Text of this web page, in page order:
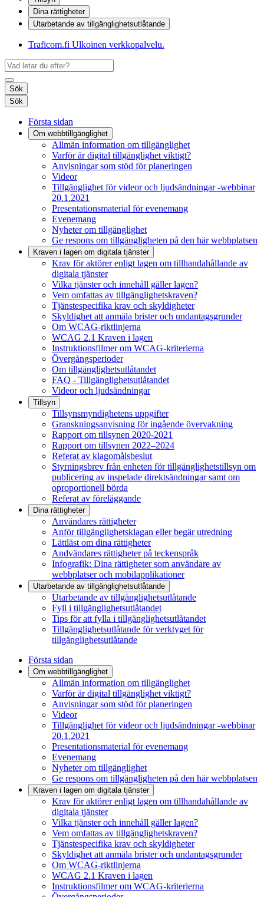
Dina rättigheter
Utarbetande av tillgänglighets­utlåtande
Traficom.fi Ulkoinen verkkopalvelu.
Sök
Sök
Första sidan
Om webbtillgänglighet
Allmän information om tillgänglighet
Varför är digital tillgänglighet viktigt?
Anvisningar som stöd för planeringen
Videor
Tillgänglighet för videor och ljudsändningar -webbinar
20.1.2021
Presentationsmaterial för evenemang
Evenemang
Nyheter om tillgänglighet
Ge respons om tillgängligheten på den här webbplatsen
Kraven i lagen om digitala tjänster
Krav för aktörer enligt lagen om tillhandahållande av
digitala tjänster
Vilka tjänster och innehåll gäller lagen?
Vem omfattas av tillgänglighetskraven?
Tjänstespecifika krav och skyldigheter
Skyldighet att anmäla brister och undantagsgrunder
Om WCAG-riktlinjerna
WCAG 2.1 Kraven i lagen
Instruktionsfilmer om WCAG-kriterierna
Övergångsperioder
Om tillgänglighetsutlåtandet
FAQ - Tillgänglighetsutlåtandet
Videor och ljudsändningar
Tillsyn
Tillsynsmyndighetens uppgifter
Granskningsanvisning för ingående övervakning
Rapport om tillsynen 2020-2021
Rapport om tillsynen 2022–2024
Referat av klagomålsbeslut
Styrningsbrev från enheten för tillgänglighetstillsyn om
publicering av inspelade direktsändningar samt om
oproportionell börda
Referat av föreläggande
Dina rättigheter
Användares rättigheter
Anför tillgänglighetsklagan eller begär utredning
Lättläst om dina rättigheter
Andvändares rättigheter på teckenspråk
Infografik: Dina rättigheter som användare av
webbplatser och mobilapplikationer
Utarbetande av tillgänglighets­utlåtande
Utarbetande av tillgänglighetsutlåtande
Fyll i tillgänglighetsutlåtandet
Tips för att fylla i tillgänglighetsutlåtandet
Tillgänglighetsutlåtande för verktyget för
tillgänglighetsutlåtande
Första sidan
Om webbtillgänglighet
Allmän information om tillgänglighet
Varför är digital tillgänglighet viktigt?
Anvisningar som stöd för planeringen
Videor
Tillgänglighet för videor och ljudsändningar -webbinar
20.1.2021
Presentationsmaterial för evenemang
Evenemang
Nyheter om tillgänglighet
Ge respons om tillgängligheten på den här webbplatsen
Kraven i lagen om digitala tjänster
Krav för aktörer enligt lagen om tillhandahållande av
digitala tjänster
Vilka tjänster och innehåll gäller lagen?
Vem omfattas av tillgänglighetskraven?
Tjänstespecifika krav och skyldigheter
Skyldighet att anmäla brister och undantagsgrunder
Om WCAG-riktlinjerna
WCAG 2.1 Kraven i lagen
Instruktionsfilmer om WCAG-kriterierna